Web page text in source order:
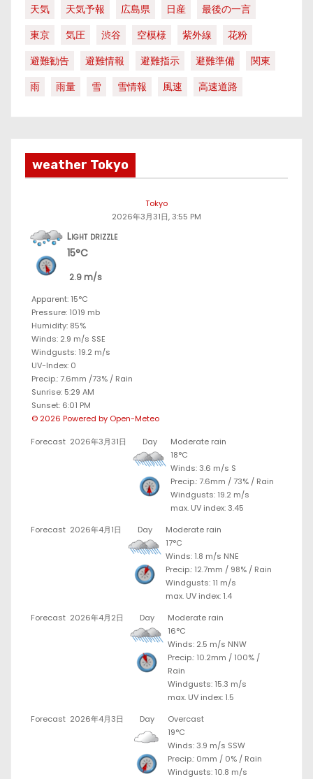
天気
天気予報 広島県 日産
最後の一言
東京
気圧 渋谷 空模様 紫外線
花粉
避難勧告
避難情報 避難指示 避難準備
関東
雨
雨量 雪 雪情報 風速 高速道路
weather Tokyo
Tokyo
2026年3月31日, 3:55 PM
Light drizzle
15°C
2.9 m/s
Apparent: 15°C
Pressure: 1019 mb
Humidity: 85%
Winds: 2.9 m/s SSE
Windgusts: 19.2 m/s
UV-Index: 0
Precip.:7.6mm /73% / Rain
Sunrise: 5:29 AM
Sunset: 6:01 PM
© 2026 Powered by Open-Meteo
Forecast 2026年3月31日 Day
Moderate rain
18°C
Winds: 3.6 m/s S
Precip.:7.6mm /73% / Rain
Windgusts: 19.2 m/s
max. UV index: 3.45
Forecast 2026年4月1日 Day
Moderate rain
17°C
Winds: 1.8 m/s NNE
Precip.: 12.7mm / 98% / Rain
Windgusts: 11 m/s
max. UV index: 1.4
Forecast 2026年4月2日 Day
Moderate rain
16°C
Winds: 2.5 m/s NNW
Precip.: 10.2mm / 100% /
Rain
Windgusts: 15.3 m/s
max. UV index: 1.5
Forecast 2026年4月3日 Day
Overcast
19°C
Winds: 3.9 m/s SSW
Precip.: 0mm / 0% / Rain
Windgusts: 10.8 m/s